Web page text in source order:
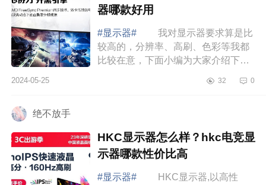
器哪款好用
#显示器#
我对显示器要求算是比
较高的，分辨率、高刷、色彩等我都
比较在意，下面小编为大家介绍下电
用 电竞显示器怎么选
2024-05-25 32 0
绝不放手
HKC显示器怎么样？hkc电竞显
示器哪款性价比高
#显示器#
HKC显示器,以高性